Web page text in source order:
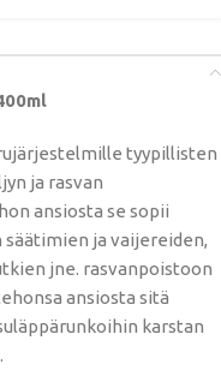
tyypillisten
ja rasvan
ansiosta se sopii
ja vaijereiden,
jne. rasvanpoistoon
ansiosta sitä
karstan